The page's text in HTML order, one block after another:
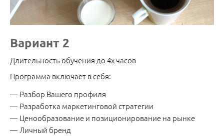
Вариант 2
Длительность обучения до 4х часов
Программа включает в себя:
Разбор Вашего профиля
Разработка маркетинговой стратегии
Ценообразование и позиционирование на рынке
Личный бренд